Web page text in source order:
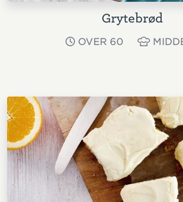
Grytebrød
OVER 60